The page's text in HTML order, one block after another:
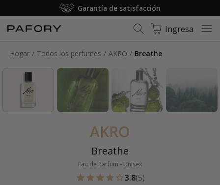
Garantía de satisfacción
Ingresa
Hogar Todos los perfumes AKRO Breathe
AKRO
Breathe
Eau de Parfum - Unisex
3.8(5)